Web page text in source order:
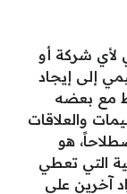
لأي شركة أو
إلى إيجاد
مع بعضه
والعلاقات
هو
التي تعطي
آخرين على